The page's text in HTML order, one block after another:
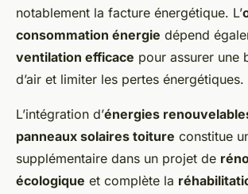
notablement la facture énergétique. L’
consommation énergie dépend
ventilation efficace pour assurer une
d’air et limiter les pertes énergétiques.
L’intégration d’énergies
panneaux solaires toiture constitue
supplémentaire dans un projet de
écologique et complète la